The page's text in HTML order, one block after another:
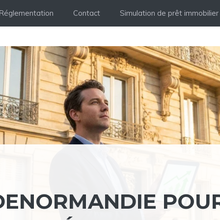
Contact Simulation de prêt immobilier